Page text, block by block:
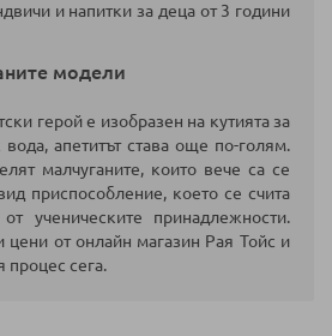
и напитки за деца от 3 години
модели
герой е изобразен на кутията за
апетитът става още по-голям.
малчуганите, които вече са се
приспособление, което се счита
ученическите принадлежности.
цени от онлайн магазин Рая Тойс и
процес сега.